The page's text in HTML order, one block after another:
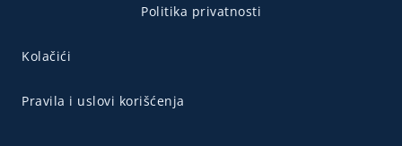
Politika privatnosti
Kolačići
Pravila i uslovi korišćenja